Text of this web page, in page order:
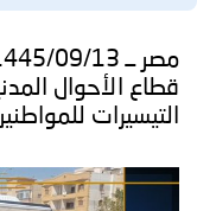
المجلس
مؤتمرات
و
اجتماعات
جهود
و
برامج
قطاع الأحوال
التيسيرات